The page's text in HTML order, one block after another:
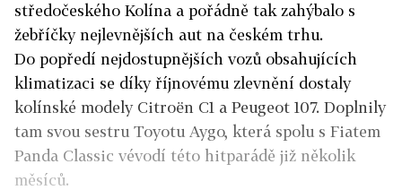
středočeského Kolína a pořádně tak zahýbalo s
žebříčky nejlevnějších aut na českém trhu.
Do popředí nejdostupnějších vozů obsahujících
klimatizaci se díky říjnovému zlevnění dostaly
kolínské modely Citroën C1 a Peugeot 107. Doplnily
tam svou sestru Toyotu Aygo, která spolu s Fiatem
Panda Classic vévodí této hitparádě již několik
měsíců.